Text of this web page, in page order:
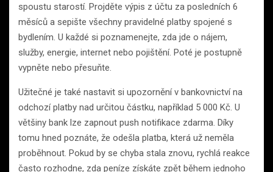
spoustu starostí. Projděte výpis z účtu za posledních 6
měsíců a sepište všechny pravidelné platby spojené s
bydlením. U každé si poznamenejte, zda jde o nájem,
služby, energie, internet nebo pojištění. Poté je postupně
vypněte nebo přesuňte.
Užitečné je také nastavit si upozornění v bankovnictví na
odchozí platby nad určitou částku, například 5 000 Kč. U
většiny bank lze zapnout push notifikace zdarma. Díky
tomu hned poznáte, že odešla platba, která už neměla
proběhnout. Pokud by se chyba stala znovu, rychlá reakce
často rozhodne, zda peníze získáte zpět během jednoho